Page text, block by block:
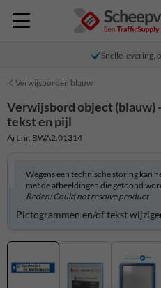
Snelle levering,
Verwijsborden blauw
Verwijsbord object (blauw)
tekst en pijl
Art.nr. BWA2.01314
Wegens een technische storing kan
met de afbeeldingen die getoond
Reden: Could not resolve product
Verwijsbord zelf aanpassen?
Pictogrammen en/of tekst